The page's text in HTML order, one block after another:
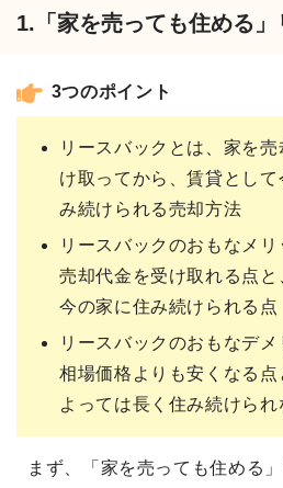
1.「家を売っても住める」
3つのポイント
リースバックとは、家を
け取ってから、賃貸とし
み続けられる売却方法
リースバックのおもなメ
売却代金を受け取れる点
今の家に住み続けられる点
リースバックのおもなデ
相場価格よりも安くなる
よっては長く住み続けら
まず、「家を売っても住める